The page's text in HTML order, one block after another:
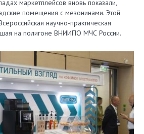
маркетплейсов вновь показали,
помещения с мезонинами. Этой
научно-практическая
на полигоне ВНИИПО МЧС России.